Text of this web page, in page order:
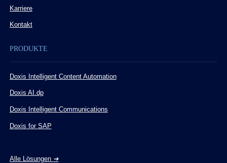
Karriere
Kontakt
PRODUKTE
Doxis Intelligent Content Automation
Doxis AI.dp
Doxis Intelligent Communications
Doxis for SAP
Alle Lösungen ➔